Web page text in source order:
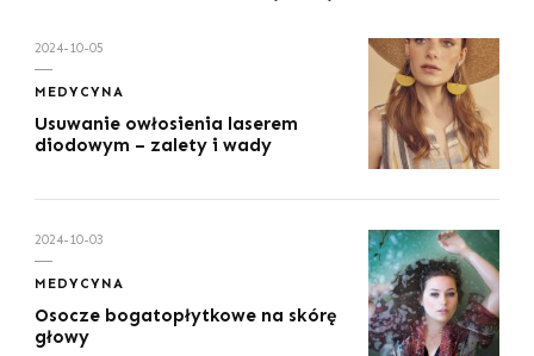
2024-10-05
MEDYCYNA
Usuwanie owłosienia laserem
diodowym – zalety i wady
2024-10-03
MEDYCYNA
Osocze bogatopłytkowe na skórę
głowy